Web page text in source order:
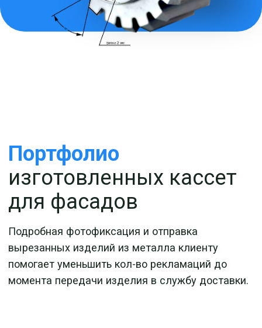
Контакты компании
по лазерной резке в
Москве